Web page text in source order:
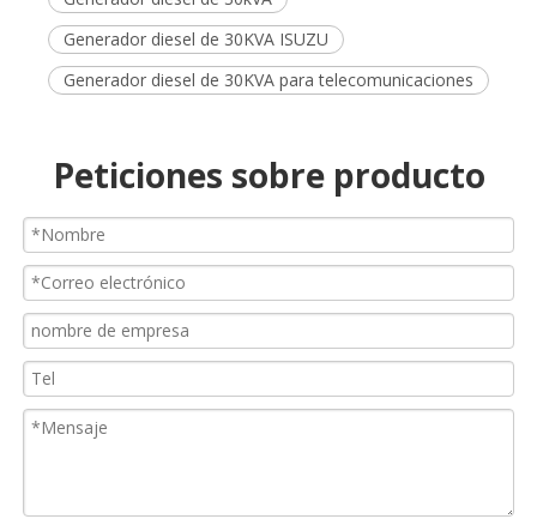
Generador diesel de 30KVA ISUZU
Generador diesel de 30KVA para telecomunicaciones
Peticiones sobre producto